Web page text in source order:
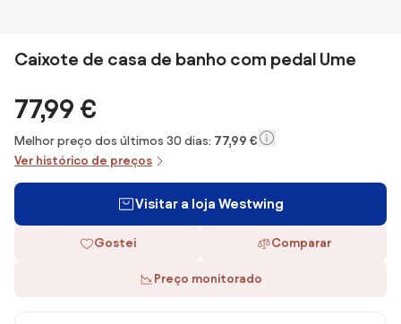
Caixote de casa de banho com pedal Ume
77,99 €
Melhor preço dos últimos 30 dias: 77,99 €
Ver histórico de preços
Visitar a loja Westwing
Gostei Comparar
Preço monitorado